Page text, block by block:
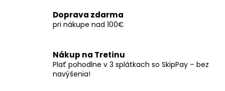
a
c
p
r
a
n
Doprava zdarma
pri nákupe nad 100€
Nákup na Tretinu
Plať pohodlne v 3 splátkach so SkipPay – bez
navýšenia!